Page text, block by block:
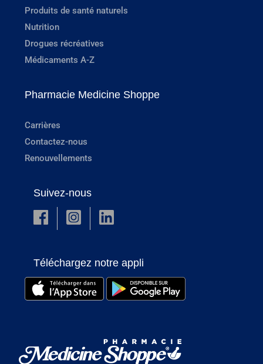
Produits de santé naturels
Nutrition
Drogues récréatives
Médicaments A-Z
Pharmacie Medicine Shoppe
Carrières
Contactez-nous
Renouvellements
Suivez-nous
Téléchargez notre appli